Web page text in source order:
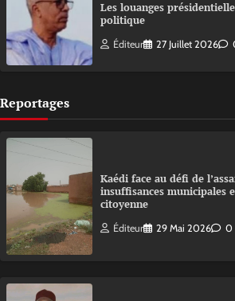
Les louanges
politique
Éditeur 27 Juillet 2026
Reportages
Kaédi face au défi de
insuffisances municipales
citoyenne
Éditeur 29 Mai 2026 0